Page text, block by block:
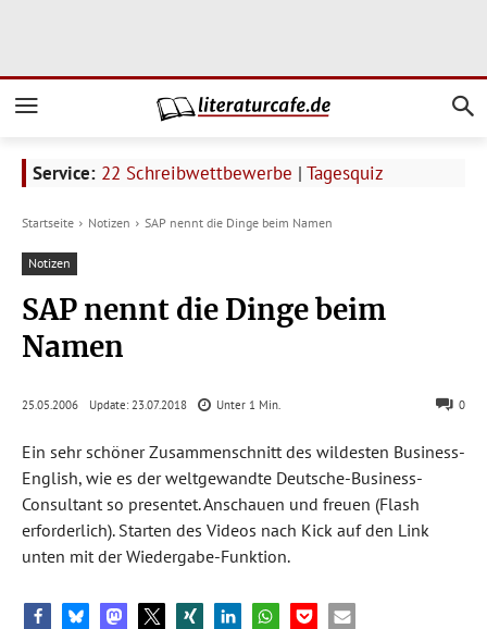
Service: 22 Schreibwettbewerbe | Tagesquiz
Startseite Notizen SAP nennt die Dinge beim Namen
Notizen
SAP nennt die Dinge beim
Namen
25.05.2006 Update: 23.07.2018 Unter 1 Min. 0
Ein sehr schöner Zusammenschnitt des wildesten Business-
English, wie es der weltgewandte Deutsche-Business-
Consultant so presentet. Anschauen und freuen (Flash
erforderlich). Starten des Videos nach Kick auf den Link
unten mit der Wiedergabe-Funktion.